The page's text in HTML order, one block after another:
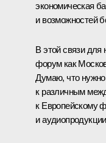
экономическая
и возможностей
В этой связи для
форум как
Думаю, что нужно
к различным
к Европейскому
и